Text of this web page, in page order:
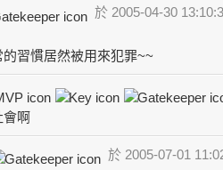
於 2005-04-30
習慣居然被用來犯罪~~
會啊
於 2005-07-01